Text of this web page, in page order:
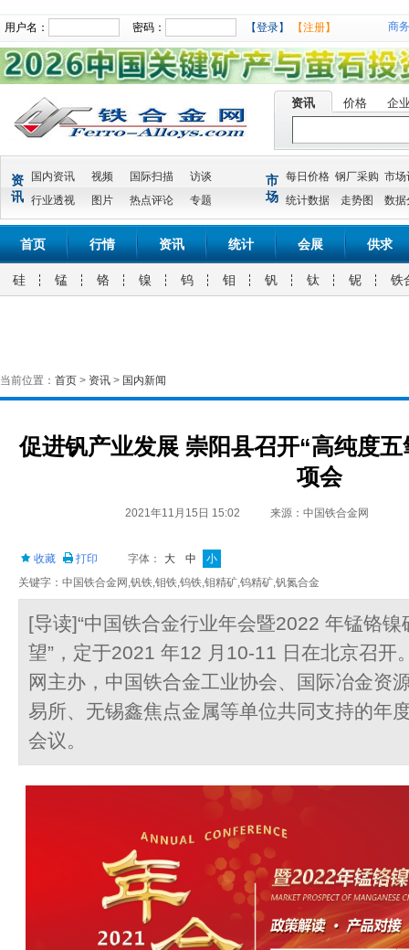
用户名： 密码： 【登录】 【注册】 商
资讯 价格 企
资
讯
国内资讯 视频 国际扫描
访谈
行业透视
图片 热点评论 专题
市
场
每日价格 钢厂采购 市场
统计数据
走势图 数据
首页 行情 资讯 统计 会展 供求
硅 锰 铬 镍 钨 钼 钒 钛 铌 铁
当前位置： 首页 > 资讯 > 国内新闻
促进钒产业发展 崇阳县召开“高纯度
项会
2021年11月15日 15:02 来源：中国铁合金网
收藏 打印 字体： 大 中
小
关键字：中国铁合金网,钒铁,钼铁,钨铁,钼精矿,钨精矿,钒氮合金
[导读]“中国铁合金行业年会暨2022 年锰铬
望”，定于2021 年12 月10-11 日在北京召开
网主办，中国铁合金工业协会、国际冶金资
易所、无锡鑫焦点金属等单位共同支持的年
会议。